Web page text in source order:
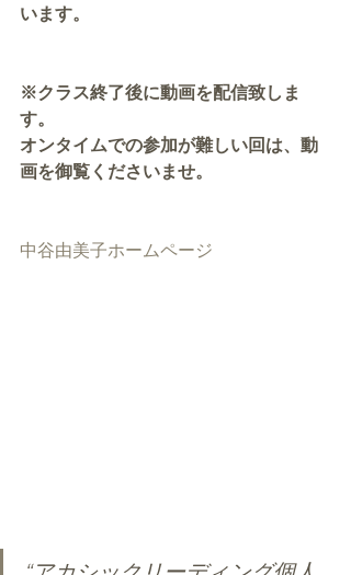
います。
※クラス終了後に動画を配信致しま
す。
オンタイムでの参加が難しい回は、動
画を御覧くださいませ。
中谷由美子ホームページ